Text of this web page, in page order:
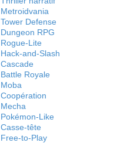
Metroidvania
Tower Defense
Dungeon RPG
Rogue-Lite
Hack-and-Slash
Cascade
Battle Royale
Moba
Coopération
Mecha
Pokémon-Like
Casse-tête
Free-to-Play